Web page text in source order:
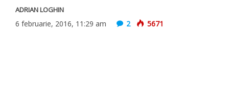
ADRIAN LOGHIN
6 februarie, 2016, 11:29 am 2 5671